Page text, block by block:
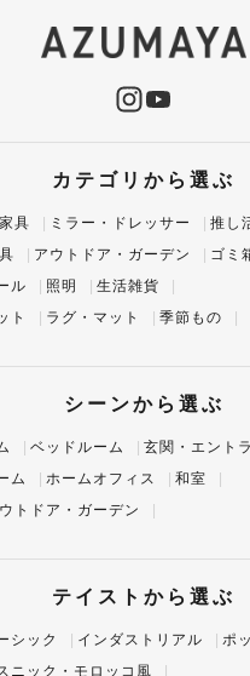
カテゴリから選ぶ
具 ミラー・ドレッサー
推し
アウトドア・ガーデン
ゴミ
ル
照明
生活雑貨
ト
ラグ・マット 季節もの
シーンから選ぶ
ベッドルーム
玄関・エント
ム
ホームオフィス
和室
トドア・ガーデン
テイストから選ぶ
シック インダストリアル
ポ
ニック・モロッコ風